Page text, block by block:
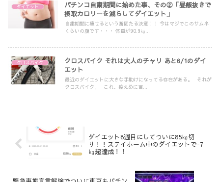
ダイエット
パチンコ自粛期間に始めた事、その②「昼飯抜きで
摂取カロリーを減らしてダイエット」
自粛期間に痩せるという断固たる決意！！ 今はマジでこのサムネ
くらいの腹です・・・ 体重が90.9㎏...
クロスバイク
クロスバイク それは大人のチャリ あと6/1のダイ
エット
最近のダイエットに大きな手助けになってる存在がある。 それが
クロスバイク。 これ、控えめに言...
ダイエット8週目にしてついに85㎏切
り！！ステイホーム中のダイエットで-7
㎏超達成！！